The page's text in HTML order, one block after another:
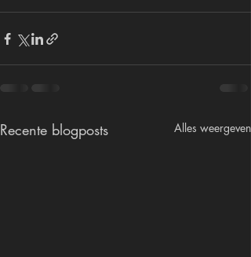
Recente blogposts Alles weergeven